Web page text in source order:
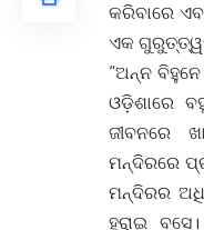
କରିବାରେ
ଏକ
“ଅନ୍ନ ବିହୁନେ
ଓଡ଼ିଶାରେ
ଜୀବନରେ
ମନ୍ଦିରରେ
ମନ୍ଦିରର
ହରାଇ